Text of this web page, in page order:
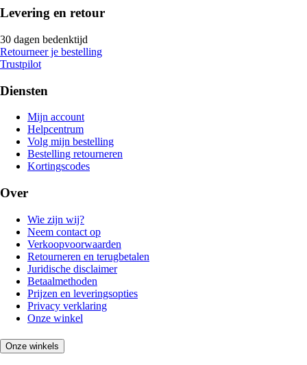
Levering en retour
30 dagen bedenktijd
Retourneer je bestelling
Trustpilot
Diensten
Mijn account
Helpcentrum
Volg mijn bestelling
Bestelling retourneren
Kortingscodes
Over
Wie zijn wij?
Neem contact op
Verkoopvoorwaarden
Retourneren en terugbetalen
Juridische disclaimer
Betaalmethoden
Prijzen en leveringsopties
Privacy verklaring
Onze winkel
Onze winkels